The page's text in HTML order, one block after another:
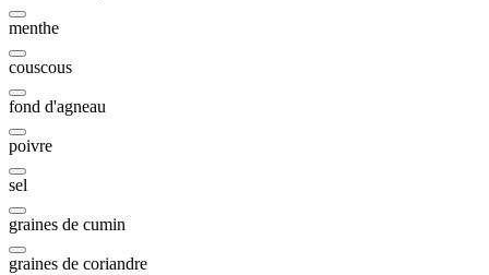
menthe
couscous
fond d'agneau
poivre
sel
graines de cumin
graines de coriandre